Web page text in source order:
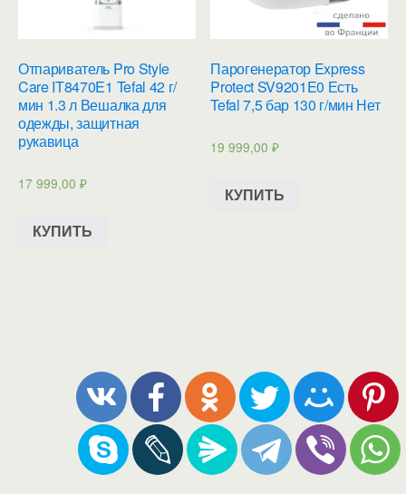
Отпариватель Pro Style
Care IT8470E1 Tefal 42 г/
мин 1.3 л Вешалка для
одежды, защитная
рукавица
17 999,00 ₽
КУПИТЬ
Парогенератор Express
Protect SV9201E0 Есть
Tefal 7,5 бар 130 г/мин Нет
19 999,00₽
КУПИТЬ